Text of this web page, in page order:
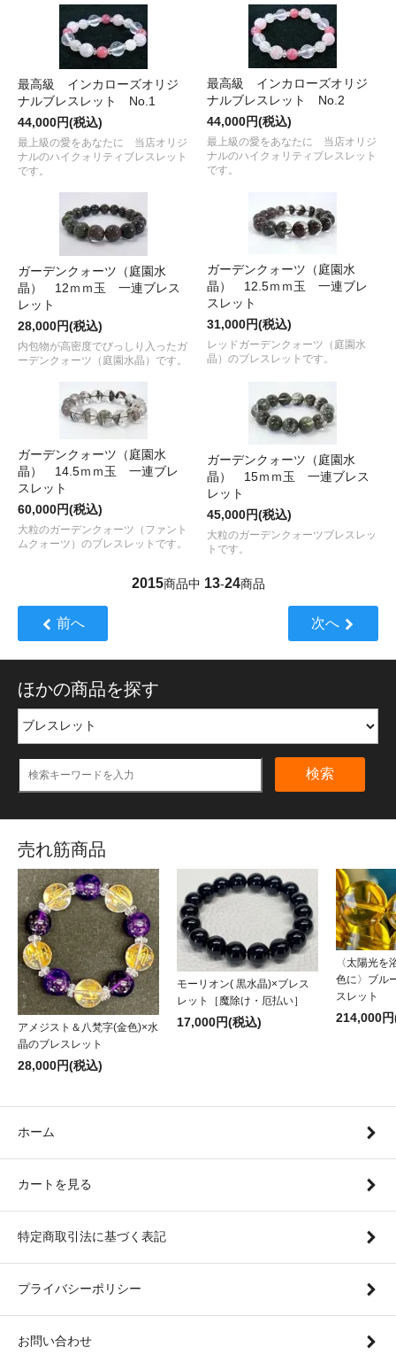
最高級 インカローズオリジ
ナルブレスレット No.1
44,000円(税込)
最上級の愛をあなたに 当店オリジ
ナルのハイクォリティブレスレット
です。
最高級 インカローズオリジ
ナルブレスレット No.2
44,000円(税込)
最上級の愛をあなたに 当店オリジ
ナルのハイクォリティブレスレット
です。
ガーデンクォーツ（庭園水
晶） 12ｍｍ玉 一連ブレス
レット
28,000円(税込)
内包物が高密度でびっしり入ったガ
ーデンクォーツ（庭園水晶）です。
ガーデンクォーツ（庭園水
晶） 12.5ｍｍ玉 一連ブレ
スレット
31,000円(税込)
レッドガーデンクォーツ（庭園水
晶）のブレスレットです。
ガーデンクォーツ（庭園水
晶） 14.5ｍｍ玉 一連ブレ
スレット
60,000円(税込)
大粒のガーデンクォーツ（ファント
ムクォーツ）のブレスレットです。
ガーデンクォーツ（庭園水
晶） 15ｍｍ玉 一連ブレス
レット
45,000円(税込)
大粒のガーデンクォーツブレスレッ
トです。
2015商品中 13-24商品
前へ 次へ
ほかの商品を探す
検索
売れ筋商品
アメジスト＆八梵字(金色)×水
晶のブレスレット
28,000円(税込)
モーリオン( 黒水晶)×ブレス
レット［魔除け・厄払い］
17,000円(税込)
〈太陽光を
色に〉ブル
スレット
214,000
ホーム
カートを見る
特定商取引法に基づく表記
プライバシーポリシー
お問い合わせ